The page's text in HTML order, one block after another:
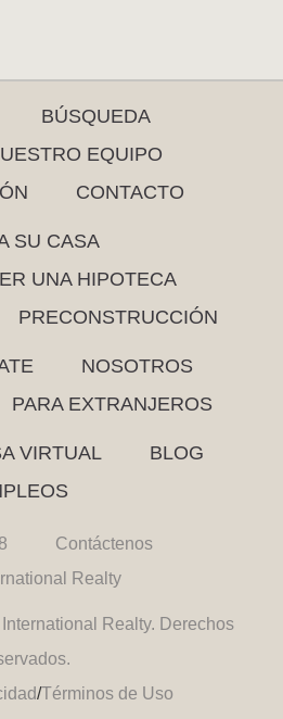
BÚSQUEDA
EQUIPO
CONTACTO
SU CASA
UNA HIPOTECA
PRECONSTRUCCIÓN
NOSOTROS
PARA EXTRANJEROS
VIRTUAL
BLOG
Contáctenos
Realty
Realty. Derechos
/Términos de Uso